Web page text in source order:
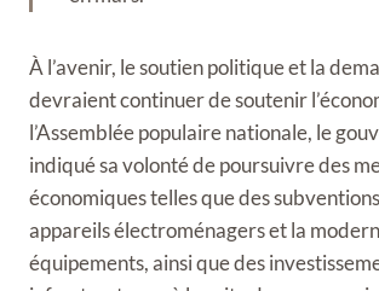
À l’avenir, le soutien politique et la
devraient continuer de soutenir
l’Assemblée populaire nationale, le
indiqué sa volonté de poursuivre des
économiques telles que des
appareils électroménagers et la
équipements, ainsi que des